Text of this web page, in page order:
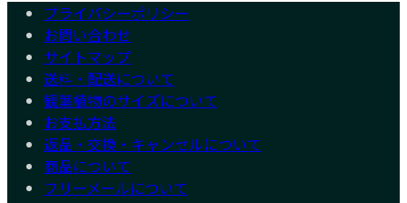
プライバシーポリシー
お問い合わせ
サイトマップ
送料・配送について
観葉植物のサイズについて
お支払方法
返品・交換・キャンセルについて
商品について
フリーメールについて